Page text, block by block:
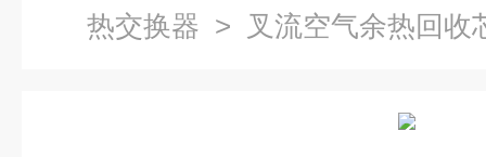
热交换器 > 叉流空气余热回收